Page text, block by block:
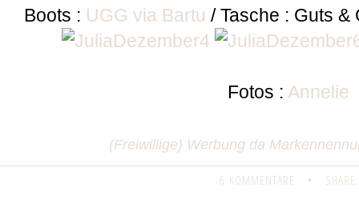
Boots : UGG via Bartu / Tasche : Guts &
Fotos : Annelie
(Freiwillige) Werbung da
6 KOMMENTARE • SHARE: